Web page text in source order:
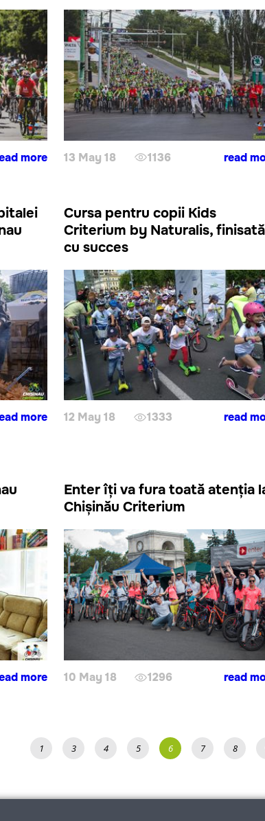
more 13 May 18 1136 read
more
Cursa pentru copii Kids
Criterium by Naturalis, finisată
cu succes
12 May 18 1333 read
more
Enter îți va fura toată atenția
Chișinău Criterium
10 May 18 1296 read
1 3 4 5 6 7 8